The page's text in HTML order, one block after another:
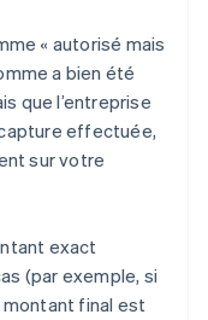
« autorisé mais
a bien été
que l’entreprise
capture effectuée,
sur votre
exact
(par exemple, si
montant final est